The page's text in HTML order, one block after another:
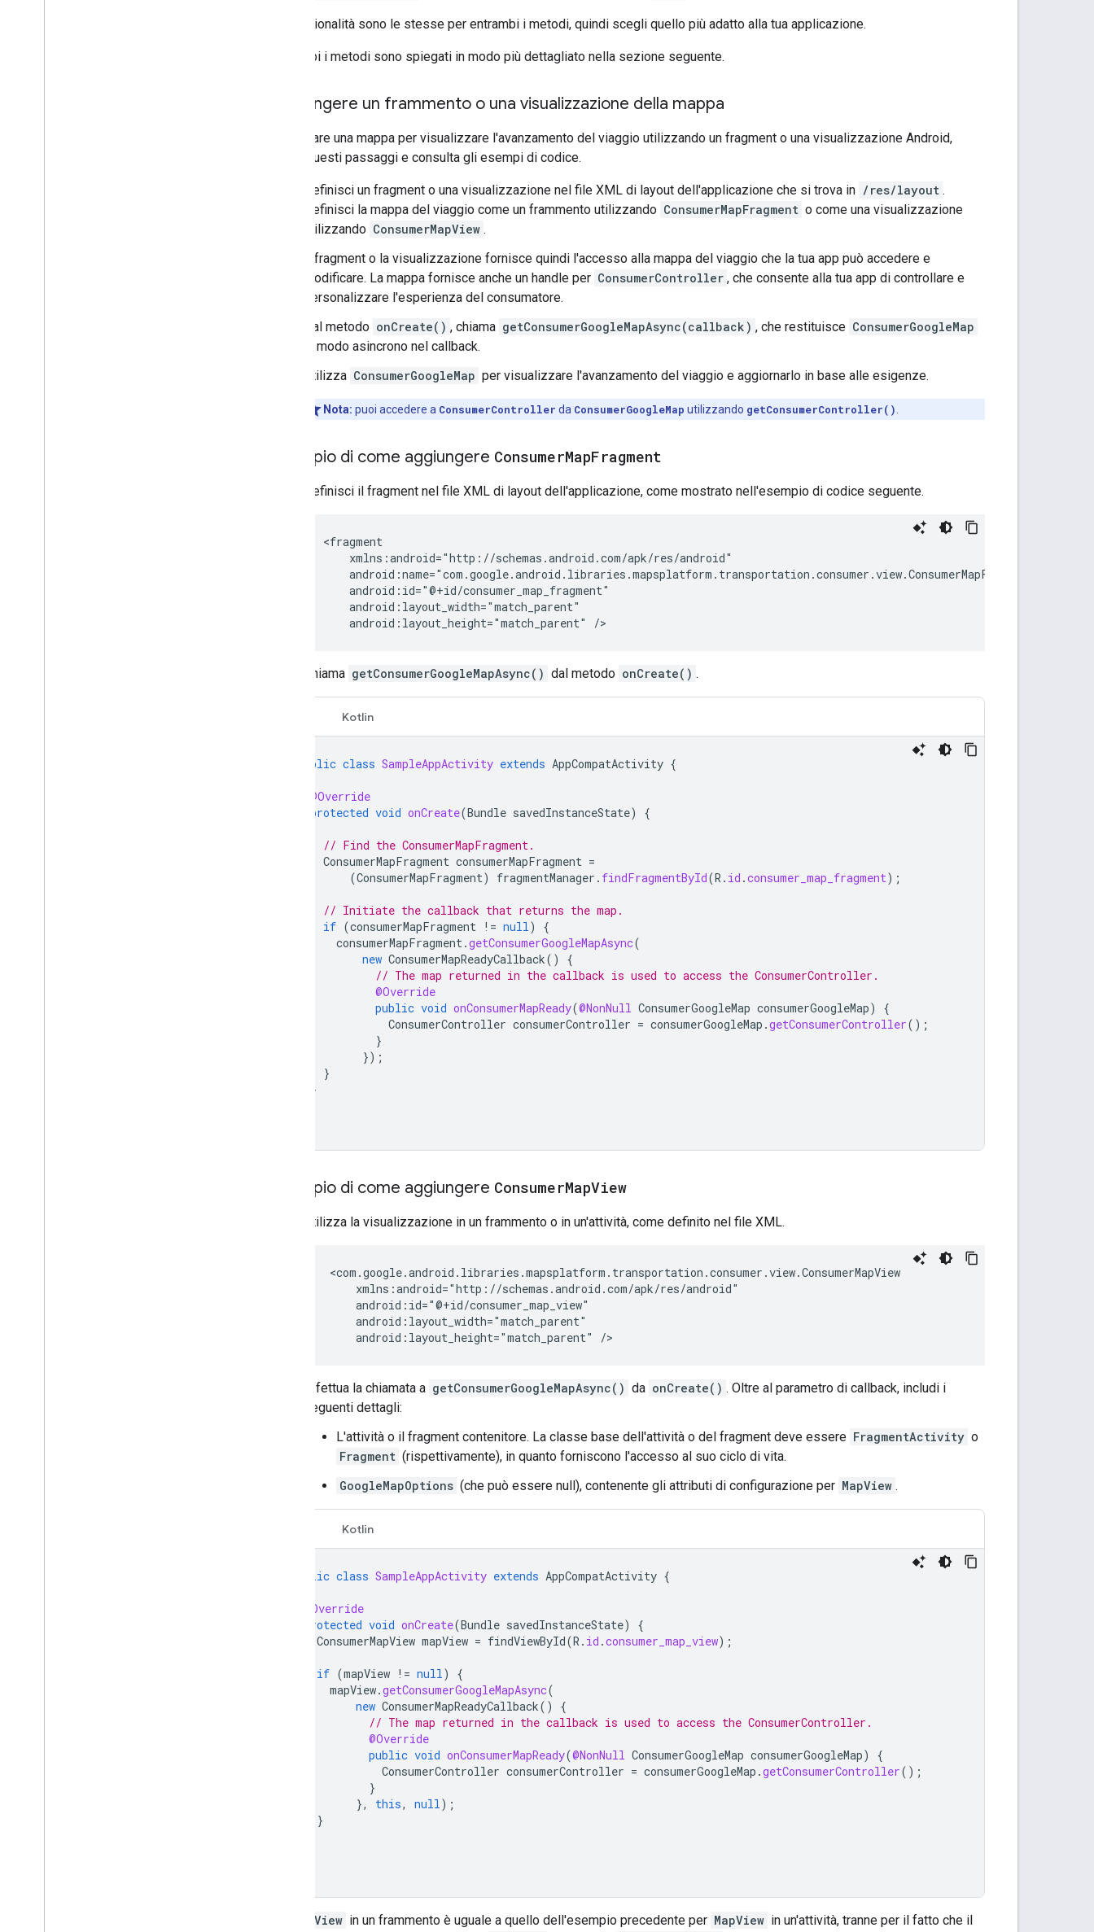
Le funzionalità sono le stesse per entrambi i metodi, quindi scegli quello più adatto alla tua applicazione.
Entrambi i metodi sono spiegati in modo più dettagliato nella sezione seguente.
Aggiungere un frammento o una visualizzazione della mappa
Per creare una mappa per visualizzare l'avanzamento del viaggio utilizzando un fragment o una visualizzazione Android,
segui questi passaggi e consulta gli esempi di codice.
Definisci un fragment o una visualizzazione nel file XML di layout dell'applicazione che si trova in /res/layout .
Definisci la mappa del viaggio come un frammento utilizzando ConsumerMapFragment o come una visualizzazione
utilizzando ConsumerMapView .
Il fragment o la visualizzazione fornisce quindi l'accesso alla mappa del viaggio che la tua app può accedere e
modificare. La mappa fornisce anche un handle per ConsumerController , che consente alla tua app di controllare e
personalizzare l'esperienza del consumatore.
Dal metodo onCreate() , chiama getConsumerGoogleMapAsync(callback) , che restituisce ConsumerGoogleMap
in modo asincrono nel callback.
Utilizza ConsumerGoogleMap per visualizzare l'avanzamento del viaggio e aggiornarlo in base alle esigenze.
Nota: puoi accedere a ConsumerController da ConsumerGoogleMap utilizzando getConsumerController()
Esempio di come aggiungere ConsumerMapFragment
Definisci il fragment nel file XML di layout dell'applicazione, come mostrato nell'esempio di codice seguente.
android:layout_height="match_parent"
Chiama getConsumerGoogleMapAsync() dal metodo onCreate() .
Kotlin
public class SampleAppActivity extends AppCompatActivity {
@Override
protected void onCreate(Bundle savedInstanceState) {
// Find the ConsumerMapFragment.
ConsumerMapFragment consumerMapFragment =
(ConsumerMapFragment) fragmentManager . findFragmentById(R . id .consumer_map_fragment);
// Initiate the callback that returns the map.
if (consumerMapFragment != null)
{
consumerMapFragment.getConsumerGoogleMapAsync(
new ConsumerMapReadyCallback()
{
// The map returned in the callback is used to access the ConsumerController.
@Override
public void onConsumerMapReady(@NonNull ConsumerGoogleMap consumerGoogleMap)
{
ConsumerController consumerController = consumerGoogleMap .getConsumerController();
}
});
}
}
Esempio di come aggiungere ConsumerMapView
Utilizza la visualizzazione in un frammento o in un'attività, come definito nel file XML.
android:layout_height="match_parent"
Effettua la chiamata a getConsumerGoogleMapAsync() da onCreate() . Oltre al parametro di callback, includi i
seguenti dettagli:
L'attività o il fragment contenitore. La classe base dell'attività o del fragment deve essere FragmentActivity o
Fragment (rispettivamente), in quanto forniscono l'accesso al suo ciclo di vita.
GoogleMapOptions (che può essere null), contenente gli attributi di configurazione per MapView .
Kotlin
public class SampleAppActivity extends AppCompatActivity {
@Override
protected void onCreate(Bundle savedInstanceState)
{
ConsumerMapView mapView = findViewById(R . id .consumer_map_view);
if (mapView != null)
{
mapView.getConsumerGoogleMapAsync(
new ConsumerMapReadyCallback()
{
// The map returned in the callback is used to access the ConsumerController.
@Override
public void onConsumerMapReady(@NonNull ConsumerGoogleMap consumerGoogleMap)
{
ConsumerController consumerController = consumerGoogleMap .getConsumerController();
}
},
this, null);
}
MapView in un frammento è uguale a quello dell'esempio precedente per MapView in un'attività, tranne per il fatto che il